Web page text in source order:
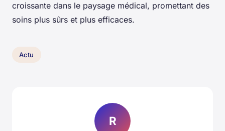
croissante dans le paysage médical, promettant des
soins plus sûrs et plus efficaces.
Actu
R